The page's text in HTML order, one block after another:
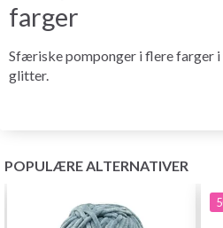
farger
Sfæriske pomponger i flere farger
glitter.
POPULÆRE ALTERNATIVER